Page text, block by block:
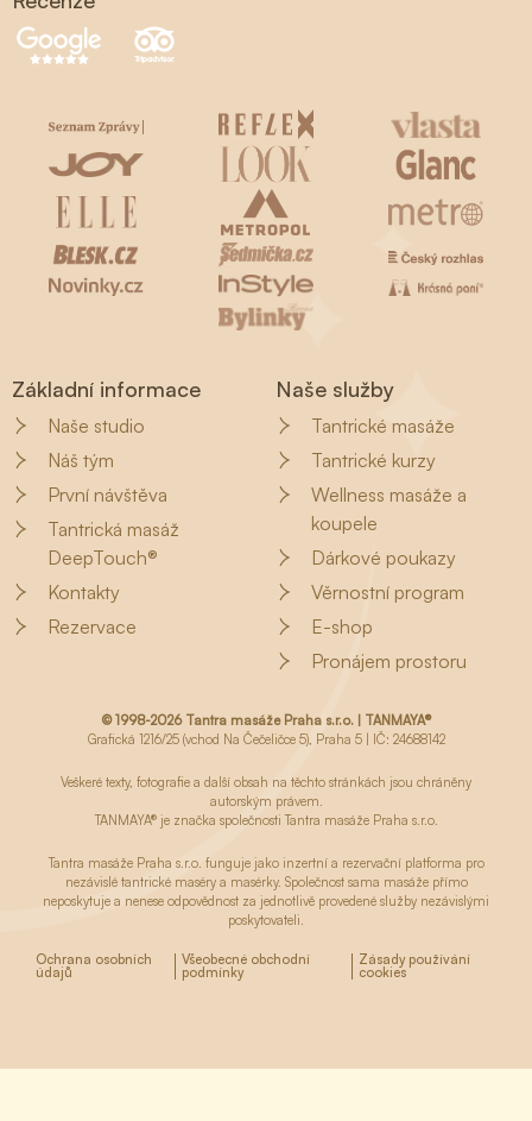
Základní informace
Naše studio
Náš tým
První návštěva
Tantrická masáž
DeepTouch®
Kontakty
Rezervace
Naše služby
Tantrické masáže
Tantrické kurzy
Wellness masáže a
koupele
Dárkové poukazy
Věrnostní program
E-shop
Pronájem prostoru
© 1998-2026 Tantra masáže Praha s.r.o. | TANMAYA®
Grafická 1216/25 (vchod Na Čečeličce 5), Praha 5 | IČ: 24688142
Veškeré texty, fotografie a další obsah na těchto stránkách jsou chráněny
autorským právem.
TANMAYA® je značka společnosti Tantra masáže Praha s.r.o.
Tantra masáže Praha s.r.o. funguje jako inzertní a rezervační platforma pro
nezávislé tantrické maséry a masérky. Společnost sama masáže přímo
neposkytuje a nenese odpovědnost za jednotlivě provedené služby nezávislými
poskytovateli.
Ochrana osobních
údajů
Všeobecné obchodní
podmínky
Zásady používání
cookies